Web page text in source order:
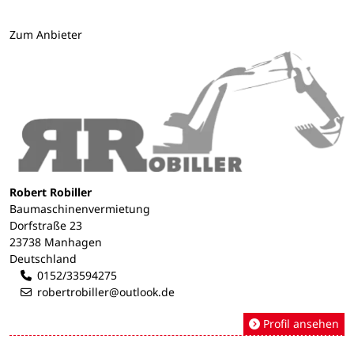
Zum Anbieter
Robert Robiller
Baumaschinenvermietung
Dorfstraße 23
23738 Manhagen
Deutschland
0152/33594275
robertrobiller@outlook.de
Profil ansehen